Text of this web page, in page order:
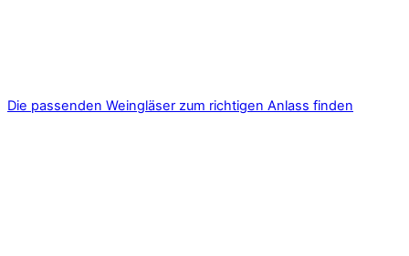
Die passenden Weingläser zum richtigen Anlass finden